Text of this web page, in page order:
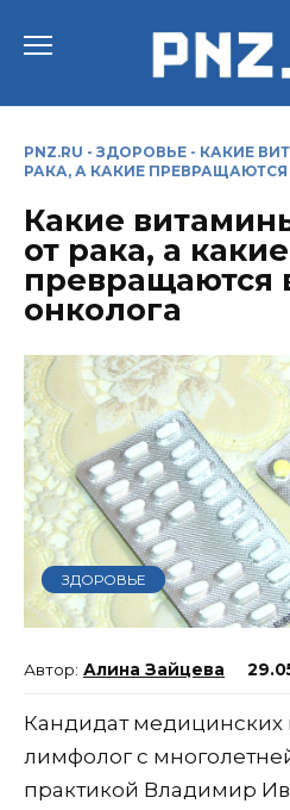
PNZ.RU - ЗДОРОВЬЕ - КАКИЕ
РАКА, А КАКИЕ
Какие
от рака, а какие
превращаются
онколога
ЗДОРОВЬЕ
Алина Зайцева
Кандидат медицинских
лимфолог с
практикой Владимир